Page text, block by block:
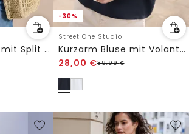
3/4-Arm Tunika mit Split Neck und Leo-Muster
-30%
Street One Studio
Kurzarm Bluse mit Volant-Details
28,00 €39,99€